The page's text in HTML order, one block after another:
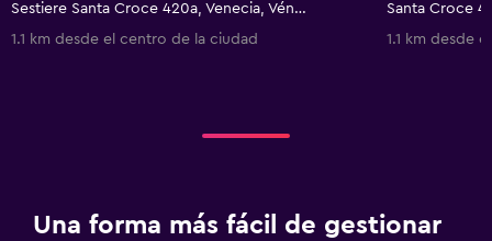
Sestiere Santa Croce 420a, Venecia, Véneto, Italia
1.1 km desde el centro de la ciudad
1.1 km desde
Una forma más fácil de gestionar